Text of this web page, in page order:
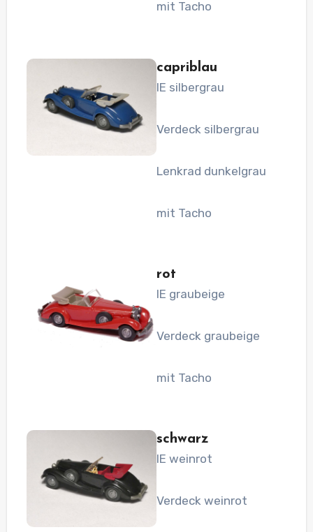
mit Tacho
capriblau
IE silbergrau
Verdeck silbergrau
Lenkrad dunkelgrau
mit Tacho
rot
IE graubeige
Verdeck graubeige
mit Tacho
schwarz
IE weinrot
Verdeck weinrot